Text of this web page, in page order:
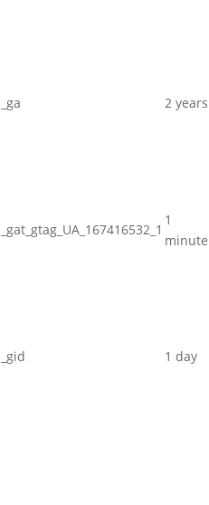
_ga 2 years
_gat_gtag_UA_167416532_1
1
minute
_gid 1 day